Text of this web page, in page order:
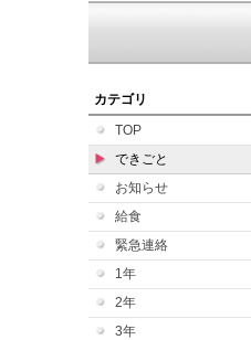
カテゴリ
TOP
できごと
お知らせ
給食
緊急連絡
1年
2年
3年